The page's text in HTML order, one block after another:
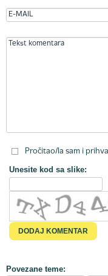
Pročitao/la sam i
Unesite kod sa slike:
Povezane teme: